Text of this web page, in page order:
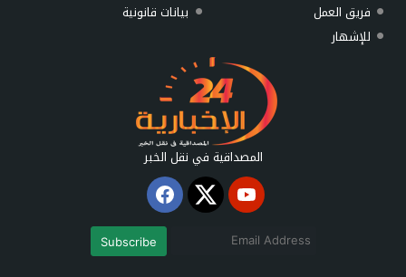
فريق العمل
للإشهار
بيانات قانونية
المصداقية في نقل الخبر
Subscribe